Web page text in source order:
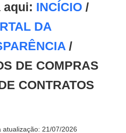
aqui: INCÍCIO /
DA
/
DE COMPRAS
CONTRATOS
atualização: 21/07/2026